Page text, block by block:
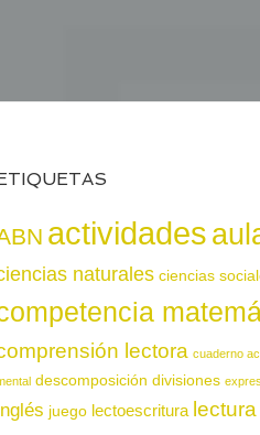
actividades
naturales ciencias
lectora cuaderno
descomposición divisiones
juego lectoescritura lectura